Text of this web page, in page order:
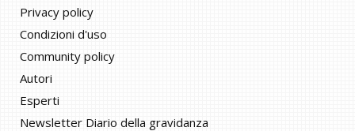
Privacy policy
Condizioni d'uso
Community policy
Autori
Esperti
Newsletter Diario della gravidanza